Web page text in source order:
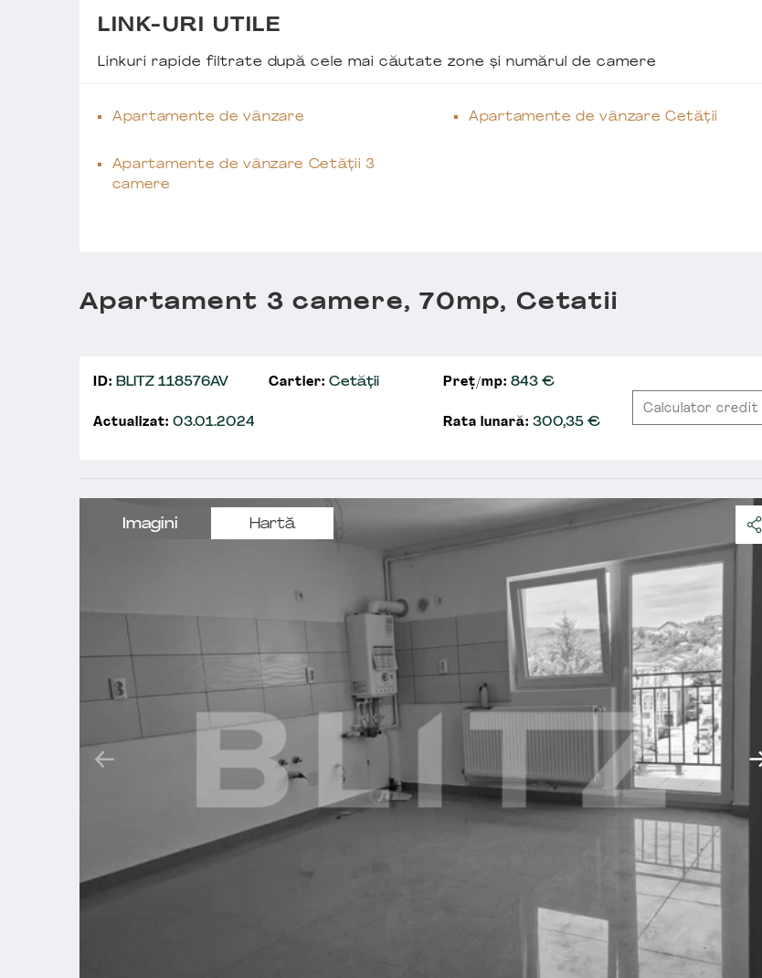
LINK-URI UTILE
Linkuri rapide filtrate după cele mai căutate zone și numărul de camere
Apartamente de vânzare Apartamente de vânzare Cetății
Apartamente de vânzare Cetății 3
camere
Imagini Hartă
Apartament 3 camere, 70mp, Cetatii
ID: BLITZ 118576AV Cartier: Cetății Preț/mp: 843 €
Actualizat: 03.01.2024 Rata lunară:300,35 €
Calculator credit